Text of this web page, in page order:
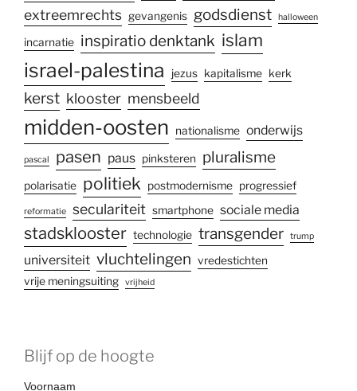
extreemrechts gevangenis godsdienst halloween
incarnatie inspiratio denktank islam
israel-palestina jezus kapitalisme kerk
kerst klooster mensbeeld
midden-oosten nationalisme onderwijs
pascal pasen paus pinksteren pluralisme
polarisatie politiek postmodernisme progressief
reformatie seculariteit smartphone sociale media
stadsklooster technologie transgender trump
universiteit vluchtelingen vredestichten
vrije meningsuiting
vrijheid
Blijf op de hoogte